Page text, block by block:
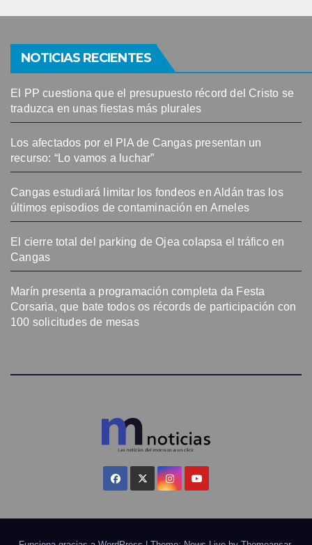
NOTICIAS RECIENTES
El PP cuestiona que el presupuesto récord del Cristo se
traduzca en unas fiestas más plurales
Los afectados por el PIA de Cangas presentan un
recurso: “Lo vamos a luchar”
Cangas estudiará limitar los fondeos en Aldán tras los
últimos episodios de contaminación en Arneles
El cierre total del parking de Ojea colapsa el tráfico en
Cangas
Marín presenta a programación completa da Festa
Corsaria, que bate todos os récords de participación con
100 solicitudes de mesas